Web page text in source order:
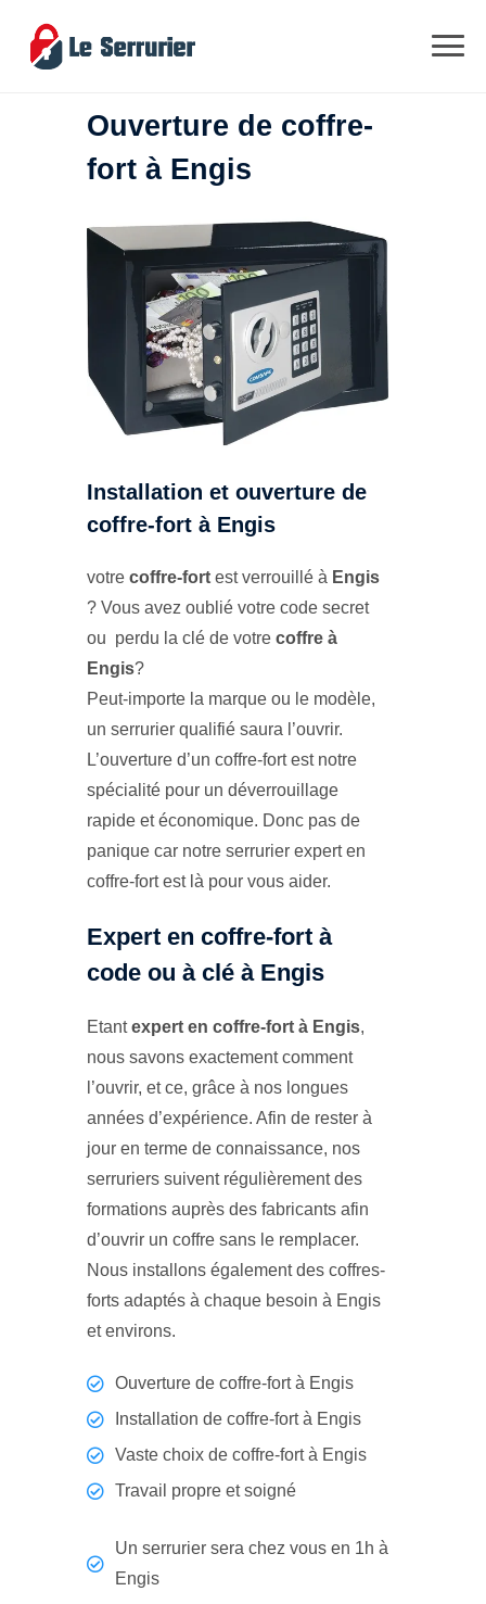
Ouverture de coffre-
fort à Engis
Installation et ouverture de
coffre-fort à Engis
votre coffre-fort est verrouillé à Engis
? Vous avez oublié votre code secret
ou perdu la clé de votre coffre à
Engis?
Peut-importe la marque ou le modèle,
un serrurier qualifié saura l’ouvrir.
L’ouverture d’un coffre-fort est notre
spécialité pour un déverrouillage
rapide et économique. Donc pas de
panique car notre serrurier expert en
coffre-fort est là pour vous aider.
Expert en coffre-fort à
code ou à clé à Engis
Etantexpert en coffre-fort à Engis,
nous savons exactement comment
l’ouvrir, et ce, grâce à nos longues
années d’expérience. Afin de rester à
jour en terme de connaissance, nos
serruriers suivent régulièrement des
formations auprès des fabricants afin
d’ouvrir un coffre sans le remplacer.
Nous installons également des coffres-
forts adaptés à chaque besoin à Engis
et environs.
Ouverture de coffre-fort à Engis
Installation de coffre-fort à Engis
Vaste choix de coffre-fort à Engis
Travail propre et soigné
Un serrurier sera chez vous en 1h à
Engis